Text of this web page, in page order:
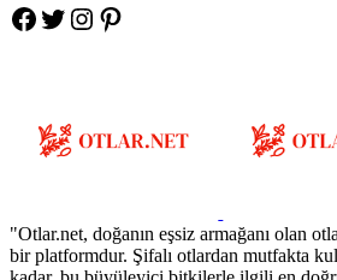
Facebook
Twitter
Instagram
Pinteres
"Otlar.net, doğanın eşsiz armağanı olan
bir platformdur. Şifalı otlardan mutfakta